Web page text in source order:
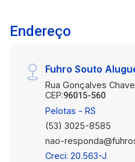
Endereço
Fuhro Souto
Rua Gonçalves
CEP:96015-560
Pelotas - RS
(53) 3025-8585
nao-
Creci: 20.563-J